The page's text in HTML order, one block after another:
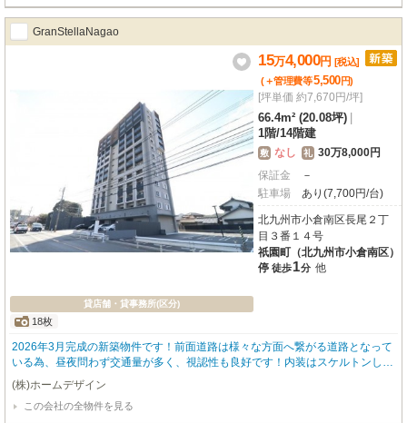
敷金・礼金0円で、スムーズな開業を力強く応援いたします。周辺にはコンビ
ニや生活雑貨店、飲食店、銀行が徒歩2分圏内に揃っており、ビジネスの拠点
として非常に便利な環境が整っているのが嬉しいポイント。お客様も従業員様
も快適に過ごせることでしょう。この機会に、理想の店舗で新しい一歩を踏み
出してみませんか？お問い合わせを心よりお待ちしております。
GranStellaNagao
貸店舗・貸事務所(区分)
18枚
15万4,000円 [税込]
(＋管理費等5,500円)
[坪単価 約7,670円/坪]
66.4m² (20.08坪)
1階/14階建
敷 なし 礼 30万8,000円
保証金
－
駐車場
あり(7,700円/台)
北九州市小倉南区長尾２丁
目３番１４号
祇園町（北九州市小倉南区）
停 徒歩1分 他
2026年3月完成の新築物件です！前面道路は様々な方面へ繋がる道路となって
いる為、昼夜問わず交通量が多く、視認性も良好です！内装はスケルトンしよ
うとなっており、自分だけの店舗をイチから作ることができます☆
(株)ホームデザイン
この会社の全物件を見る